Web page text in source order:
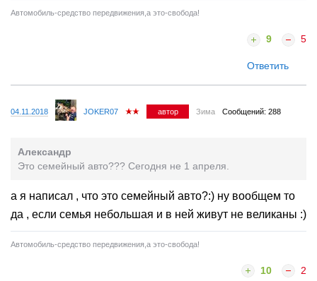
Автомобиль-средство передвижения,а это-свобода!
9 5
Ответить
04.11.2018 JOKER07 автор Зима Сообщений: 288
Александр
Это семейный авто??? Сегодня не 1 апреля.
а я написал , что это семейный авто?:) ну вообщем то
да , если семья небольшая и в ней живут не великаны :)
Автомобиль-средство передвижения,а это-свобода!
10 2